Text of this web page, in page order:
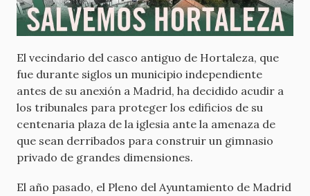
El vecindario del casco antiguo de Hortaleza, que
fue durante siglos un municipio independiente
antes de su anexión a Madrid, ha decidido acudir a
los tribunales para proteger los edificios de su
centenaria plaza de la iglesia ante la amenaza de
que sean derribados para construir un gimnasio
privado de grandes dimensiones.
El año pasado, el Pleno del Ayuntamiento de Madrid